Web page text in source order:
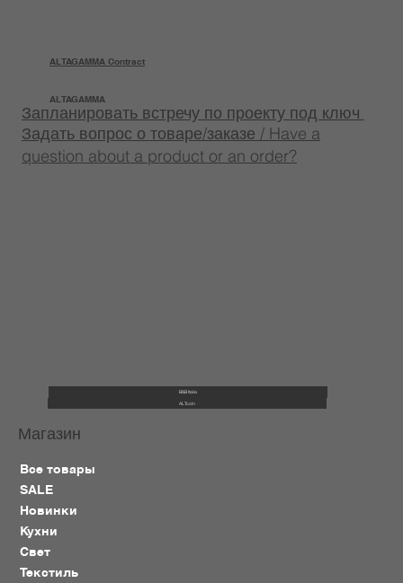
ALTAGAMMA
Задать вопрос о товаре/заказе / Have a
question about a product or an order?
ALTAGAMMA Contract
Запланировать встречу по проекту под ключ
B&B Italia
ALTcoin
Магазин
Все товары
SALE
Новинки
Кухни
Свет
Текстиль